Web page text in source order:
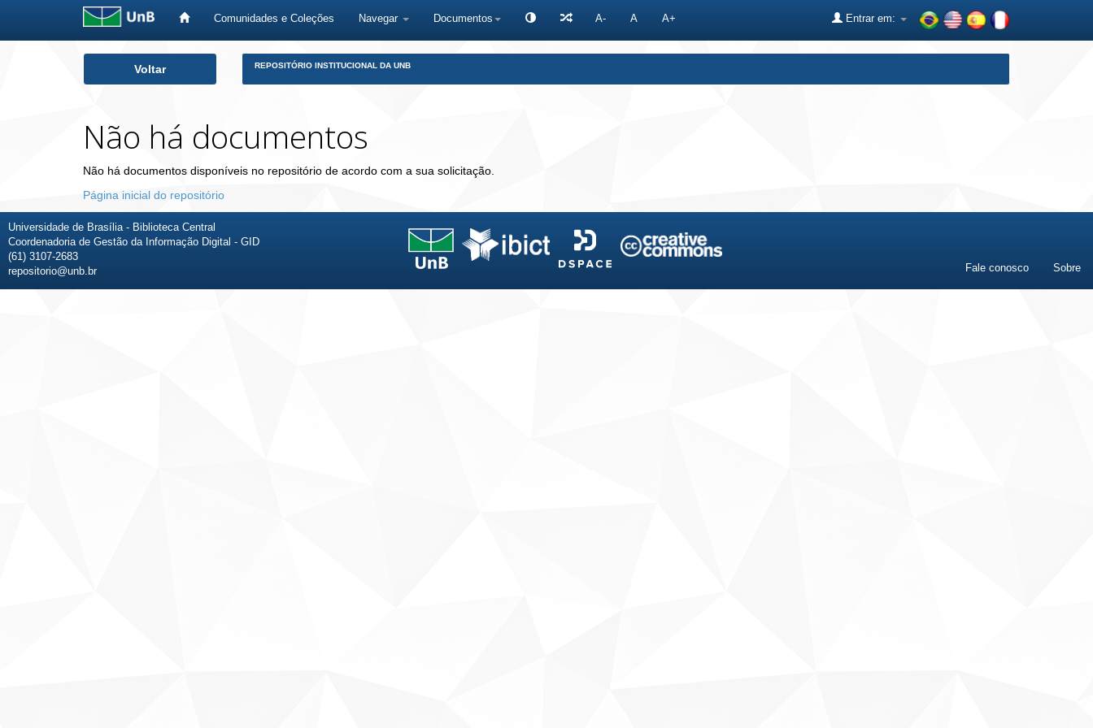
Comunidades e Coleções Navegar Documentos A- A A+ Entrar em:
Voltar REPOSITÓRIO INSTITUCIONAL DA UNB
Não há documentos
Não há documentos disponíveis no repositório de acordo com a sua solicitação.
Página inicial do repositório
Universidade de Brasília - Biblioteca Central
Coordenadoria de Gestão da Informação Digital - GID
(61) 3107-2683
repositorio@unb.br
Fale conosco Sobre